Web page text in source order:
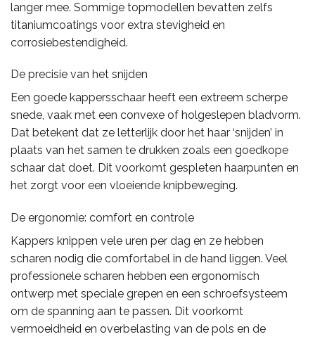
langer mee. Sommige topmodellen bevatten zelfs
titaniumcoatings voor extra stevigheid en
corrosiebestendigheid.
De precisie van het snijden
Een goede kappersschaar heeft een extreem scherpe
snede, vaak met een convexe of holgeslepen bladvorm.
Dat betekent dat ze letterlijk door het haar ‘snijden’ in
plaats van het samen te drukken zoals een goedkope
schaar dat doet. Dit voorkomt gespleten haarpunten en
het zorgt voor een vloeiende knipbeweging.
De ergonomie: comfort en controle
Kappers knippen vele uren per dag en ze hebben
scharen nodig die comfortabel in de hand liggen. Veel
professionele scharen hebben een ergonomisch
ontwerp met speciale grepen en een schroefsysteem
om de spanning aan te passen. Dit voorkomt
vermoeidheid en overbelasting van de pols en de